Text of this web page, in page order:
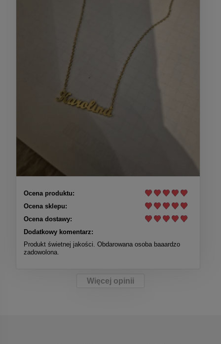
Ocena produktu:
Ocena sklepu:
Ocena dostawy:
Dodatkowy komentarz:
Produkt świetnej jakości. Obdarowana osoba baaardzo
zadowolona.
Więcej opinii